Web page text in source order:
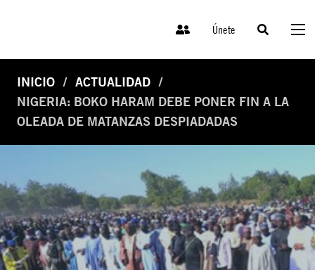
Únete
INICIO
ACTUALIDAD
NIGERIA: BOKO HARAM DEBE PONER FIN A LA
OLEADA DE MATANZAS DESPIADADAS